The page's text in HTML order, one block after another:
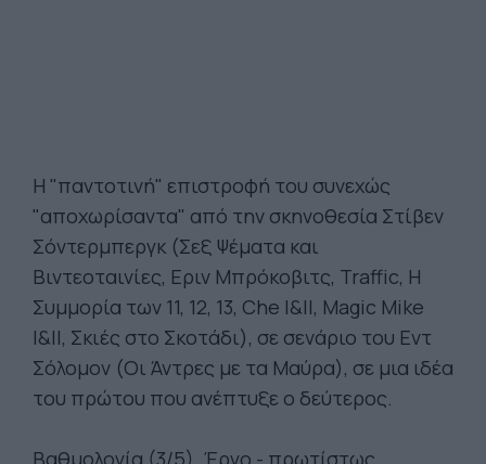
Η "παντοτινή" επιστροφή του συνεχώς
"αποχωρίσαντα" από την σκηνοθεσία Στίβεν
Σόντερμπεργκ (Σεξ Ψέματα και
Βιντεοταινίες, Εριν Μπρόκοβιτς, Traffic, Η
Συμμορία των 11, 12, 13, Che Ι&ΙΙ, Magic Mike
I&II, Σκιές στο Σκοτάδι), σε σενάριο του Εντ
Σόλομον (Οι Άντρες με τα Μαύρα), σε μια ιδέα
του πρώτου που ανέπτυξε ο δεύτερος.
Βαθμολογία (3/5). Έργο - πρωτίστως